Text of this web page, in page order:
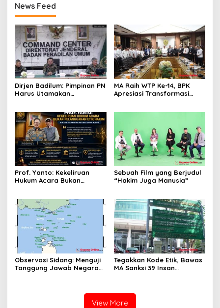
News Feed
Dirjen Badilum: Pimpinan PN
Harus Utamakan
MA Raih WTP Ke-14, BPK
Apresiasi Transformasi
Prof. Yanto: Kekeliruan
Hukum Acara Bukan
Upaya Hukum
Sebuah Film yang Berjudul
“Hakim Juga Manusia”
Observasi Sidang: Menguji
Tanggung Jawab Negara
Tegakkan Kode Etik, Bawas
MA Sanksi 39 Insan
View More